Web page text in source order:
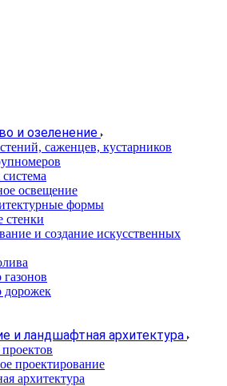
и озеленение
саженцев, кустарников
освещение
формы
стенки
и создание искусственных
газонов
дорожек
и ландшафтная архитектура
проектирование
архитектура